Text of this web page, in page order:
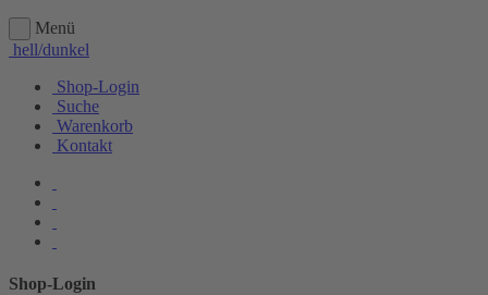
Menü
hell/dunkel
Shop-Login
Suche
Warenkorb
Kontakt
Shop-Login